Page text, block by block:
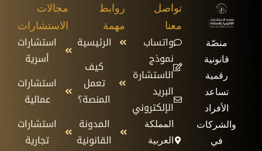
منصّة
قانونية
رقمية
تساعد
الأفراد
والشركات
في
روابط
مهمة
الرئيسية
كيف
تعمل
المنصة؟
المدونة
القانونية
مجالات
الاستشارات
استشارات
أسرية
استشارات
عمالية
استشارات
تجارية
تواصل
معنا
واتساب
نموذج
الاستشارة
البريد
الإلكتروني
المملكة
العربية